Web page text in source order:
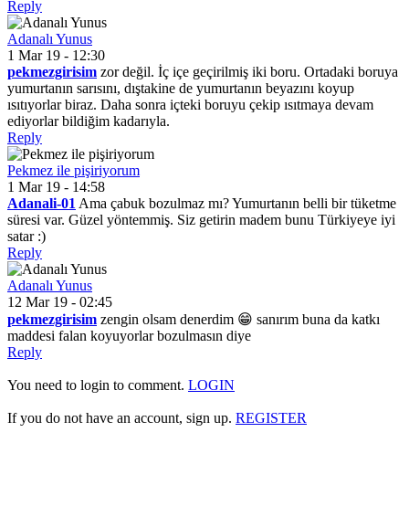
Reply
Adanalı Yunus
1 Mar 19 - 12:30
pekmezgirisim zor değil. İç içe geçirilmiş iki boru. Ortadaki boruya
yumurtanın sarısını, dıştakine de yumurtanın beyazını koyup
ısıtıyorlar biraz. Daha sonra içteki boruyu çekip ısıtmaya devam
ediyorlar bildiğim kadarıyla.
Reply
Pekmez ile pişiriyorum
1 Mar 19 - 14:58
Adanali-01 Ama çabuk bozulmaz mı? Yumurtanın belli bir tüketme
süresi var. Güzel yöntemmiş. Siz getirin madem bunu Türkiyeye iyi
satar :)
Reply
Adanalı Yunus
12 Mar 19 - 02:45
pekmezgirisim zengin olsam denerdim 😁 sanırım buna da katkı
maddesi falan koyuyorlar bozulmasın diye
Reply
You need to login to comment. LOGIN
If you do not have an account, sign up. REGISTER